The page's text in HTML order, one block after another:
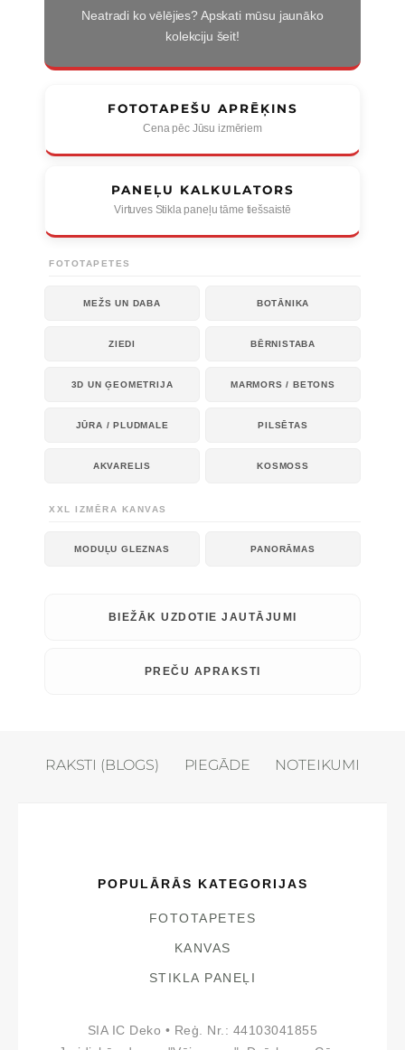
Neatradi ko vēlējies? Apskati mūsu jaunāko
kolekciju šeit!
FOTOTAPEŠU APRĒĶINS
Cena pēc Jūsu izmēriem
PANEĻU KALKULATORS
Virtuves Stikla paneļu tāme tiešsaistē
FOTOTAPETES
MEŽS UN DABA BOTĀNIKA
ZIEDI BĒRNISTABA
3D UN ĢEOMETRIJA MARMORS / BETONS
JŪRA / PLUDMALE PILSĒTAS
AKVARELIS KOSMOSS
XXL IZMĒRA KANVAS
MODUĻU GLEZNAS PANORĀMAS
BIEŽĀK UZDOTIE JAUTĀJUMI
PREČU APRAKSTI
RAKSTI (BLOGS) PIEGĀDE NOTEIKUMI
POPULĀRĀS KATEGORIJAS
FOTOTAPETES
KANVAS
STIKLA PANEĻI
SIA IC Deko • Reģ. Nr.: 44103041855